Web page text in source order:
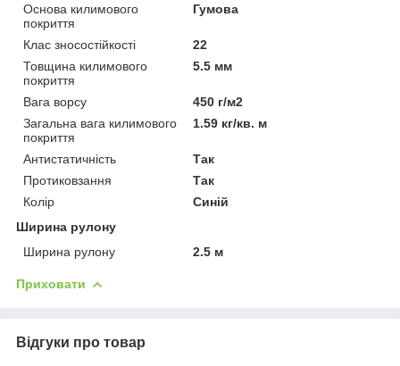
Основа килимового
покриття
Гумова
Клас зносостійкості
22
Товщина килимового
покриття
5.5 мм
Вага ворсу
450 г/м2
Загальна вага килимового
покриття
1.59 кг/кв. м
Антистатичність
Так
Протиковзання
Так
Колір
Синій
Ширина рулону
Ширина рулону
2.5 м
Приховати
Відгуки про товар